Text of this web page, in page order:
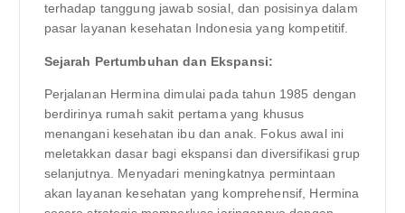
terhadap tanggung jawab sosial, dan posisinya dalam
pasar layanan kesehatan Indonesia yang kompetitif.
Sejarah Pertumbuhan dan Ekspansi:
Perjalanan Hermina dimulai pada tahun 1985 dengan
berdirinya rumah sakit pertama yang khusus
menangani kesehatan ibu dan anak. Fokus awal ini
meletakkan dasar bagi ekspansi dan diversifikasi grup
selanjutnya. Menyadari meningkatnya permintaan
akan layanan kesehatan yang komprehensif, Hermina